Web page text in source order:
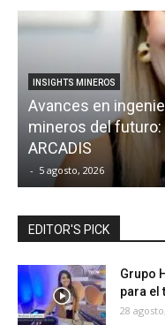
INSIGHTS MINEROS
Avances en
mineros del futuro:
ARCADIS
- 5 agosto, 2026
EDITOR'S PICK
Grupo
para el
28